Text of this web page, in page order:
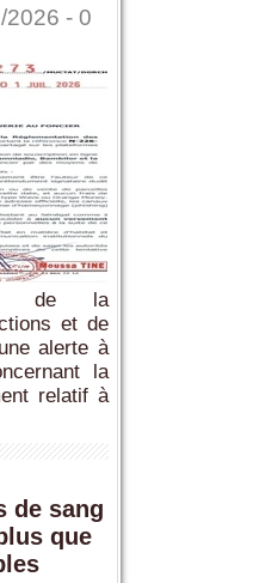
2026 - 0
de la
et de
alerte à
la
relatif à
de sang
que